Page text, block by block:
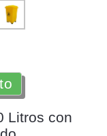
Litros con